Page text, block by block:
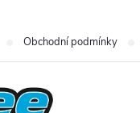
Obchodní podmínky